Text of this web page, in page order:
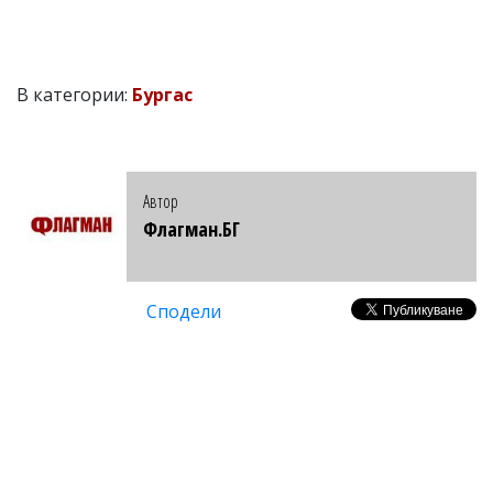
В категории: Бургас
Автор
Флагман.БГ
Сподели